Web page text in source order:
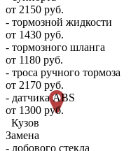
от 2150 руб.
- тормозной жидкости
от 1430 руб.
- тормозного шланга
от 1180 руб.
- троса ручного тормоза
от 2170 руб.
- датчика ABS
от 1300 руб.
Кузов
Замена
- лобового стекла